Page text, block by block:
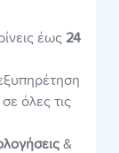
έως 24
σε όλες τις
&